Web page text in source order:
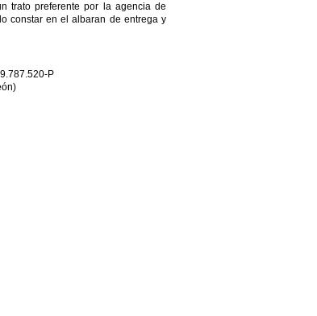
trato preferente por la agencia de
constar en el albaran de entrega y
P